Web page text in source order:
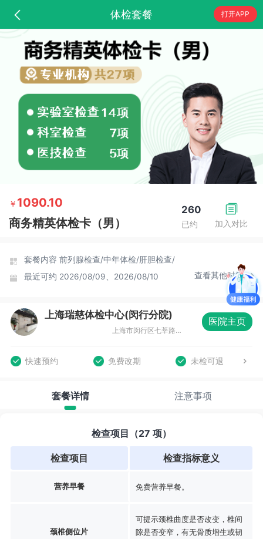
体检套餐 打开APP
加入对比
260
已约
￥ 1090.10
商务精英体检卡（男）
套餐内容 前列腺检查/中年体检/肝胆检查/
最近可约 2026/08/09、2026/08/10 查看其他时间
上海瑞慈体检中心(闵行分院)
上海市闵行区七莘路2099号华友大厦1-2楼
医院主页
快速预约 免费改期 未检可退
套餐详情 注意事项
检查项目（27 项）
检查项目 检查指标意义
营养早餐 免费营养早餐。
颈椎侧位片
可提示颈椎曲度是否改变，椎间
隙是否变窄，有无骨质增生或韧